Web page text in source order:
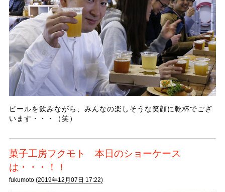
ビールを飲みながら、みんなの楽しそうな笑顔に乾杯でござ
います・・・（笑）
菓子工房フクモト 本日のショーケース
は・・・！！
fukumoto (2019年12月07日 17:22)